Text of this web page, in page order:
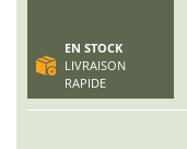
EN STOCK
LIVRAISON
RAPIDE